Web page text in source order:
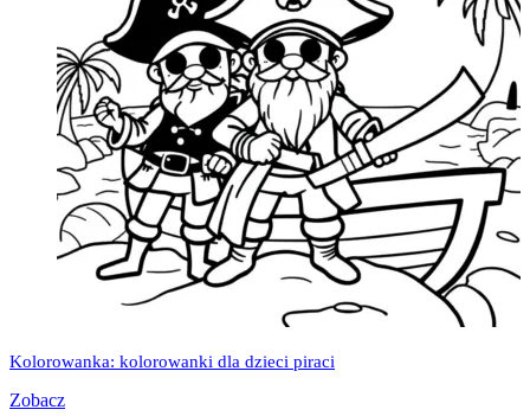
Kolorowanka: kolorowanki dla dzieci piraci
Zobacz